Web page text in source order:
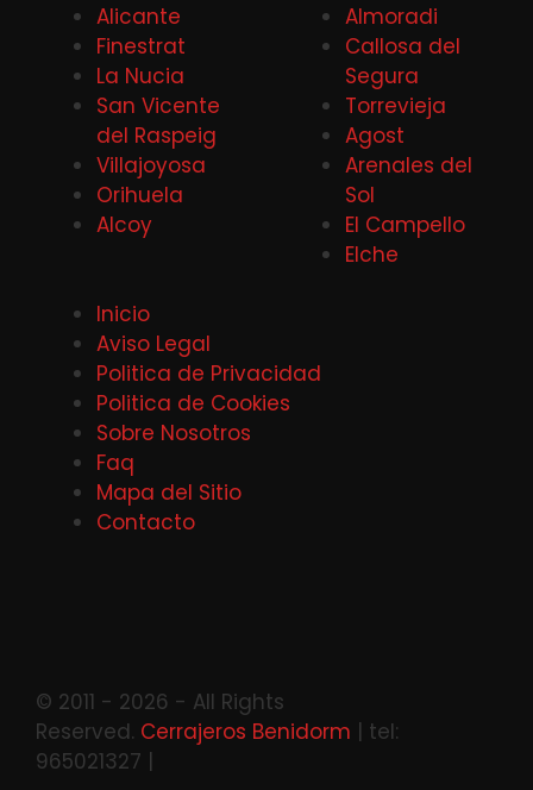
Alicante
Finestrat
La Nucia
San Vicente
del Raspeig
Villajoyosa
Orihuela
Alcoy
Almoradi
Callosa del
Segura
Torrevieja
Agost
Arenales del
Sol
El Campello
Elche
Inicio
Aviso Legal
Politica de Privacidad
Politica de Cookies
Sobre Nosotros
Faq
Mapa del Sitio
Contacto
© 2011 - 2026 - All Rights
Reserved. Cerrajeros Benidorm | tel:
965021327 |